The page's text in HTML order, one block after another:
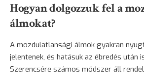
Hogyan dolgozzuk fel a
álmokat?
A mozdulatlansági álmok gyakran
jelentenek, és hatásuk az ébredés után
Szerencsére számos módszer áll